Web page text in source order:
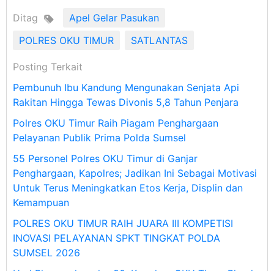
Ditag
Apel Gelar Pasukan
POLRES OKU TIMUR
SATLANTAS
Posting Terkait
Pembunuh Ibu Kandung Mengunakan Senjata Api
Rakitan Hingga Tewas Divonis 5,8 Tahun Penjara
Polres OKU Timur Raih Piagam Penghargaan
Pelayanan Publik Prima Polda Sumsel
55 Personel Polres OKU Timur di Ganjar
Penghargaan, Kapolres; Jadikan Ini Sebagai Motivasi
Untuk Terus Meningkatkan Etos Kerja, Displin dan
Kemampuan
POLRES OKU TIMUR RAIH JUARA III KOMPETISI
INOVASI PELAYANAN SPKT TINGKAT POLDA
SUMSEL 2026